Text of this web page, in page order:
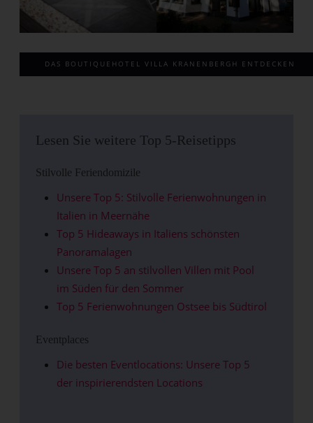
DAS BOUTIQUEHOTEL VILLA KRANENBERGH ENTDECKEN
Lesen Sie weitere Top 5-Reisetipps
Stilvolle Feriendomizile
Unsere Top 5: Stilvolle Ferienwohnungen in
Italien in Meernähe
Top 5 Hideaways in Italiens schönsten
Panoramalagen
Unsere Top 5 an stilvollen Villen mit Pool
im Süden für den Sommer
Top 5 Ferienwohnungen Ostsee bis Südtirol
Eventplaces
Die besten Eventlocations: Unsere Top 5
der inspirierendsten Locations